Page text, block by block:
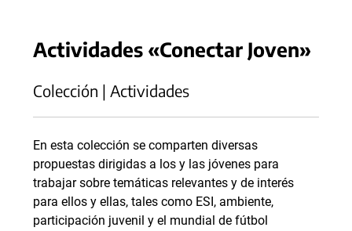
Actividades «Conectar Joven»
Colección | Actividades
En esta colección se comparten diversas
propuestas dirigidas a los y las jóvenes para
trabajar sobre temáticas relevantes y de interés
para ellos y ellas, tales como ESI, ambiente,
participación juvenil y el mundial de fútbol